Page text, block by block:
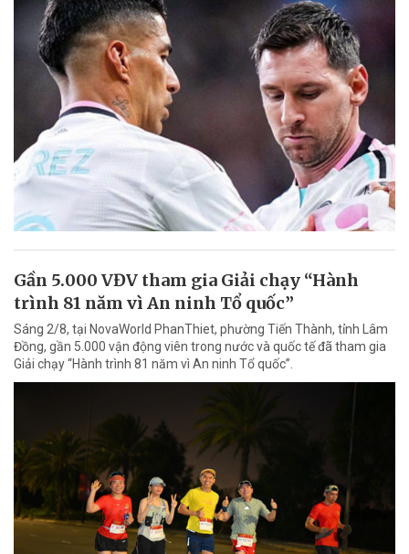
Gần 5.000 VĐV tham gia Giải chạy “Hành
trình 81 năm vì An ninh Tổ quốc”
Sáng 2/8, tại NovaWorld PhanThiet, phường Tiến Thành, tỉnh Lâm
Đồng, gần 5.000 vận động viên trong nước và quốc tế đã tham gia
Giải chạy “Hành trình 81 năm vì An ninh Tổ quốc”.